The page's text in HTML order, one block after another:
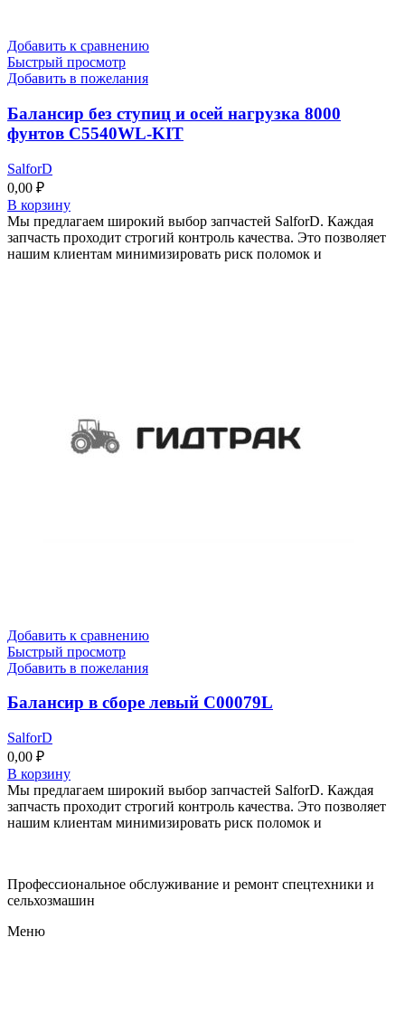
Добавить к сравнению
Быстрый просмотр
Добавить в пожелания
Балансир без ступиц и осей нагрузка 8000
фунтов C5540WL-KIT
SalforD
0,00 ₽
В корзину
Мы предлагаем широкий выбор запчастей SalforD. Каждая
запчасть проходит строгий контроль качества. Это позволяет
нашим клиентам минимизировать риск поломок и
Добавить к сравнению
Быстрый просмотр
Добавить в пожелания
Балансир в сборе левый C00079L
SalforD
0,00 ₽
В корзину
Мы предлагаем широкий выбор запчастей SalforD. Каждая
запчасть проходит строгий контроль качества. Это позволяет
нашим клиентам минимизировать риск поломок и
Профессиональное обслуживание и ремонт спецтехники и
сельхозмашин
Меню